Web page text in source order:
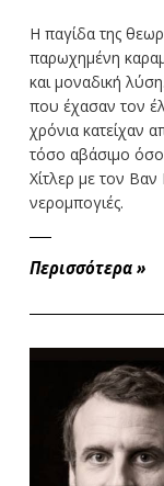
Η παγίδα της
παρωχημένη
και μοναδική
που έχασαν τον
χρόνια κατείχαν
τόσο αβάσιμο όσο
Χίτλερ με τον
νερομπογιές.
Περισσότερα »